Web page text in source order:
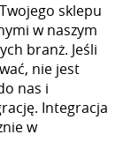
sklepu
w naszym
branż. Jeśli
nie jest
nas i
Integracja
w